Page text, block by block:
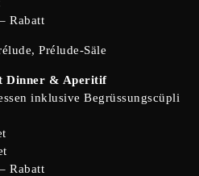
Rabatt
Prélude-Säle
Dinner & Aperitif
inklusive Begrüssungscüpli
Rabatt